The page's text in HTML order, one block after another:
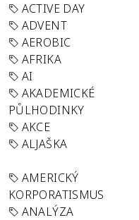
ACTIVE DAY
ADVENT
AEROBIC
AFRIKA
AI
AKADEMICKÉ
PŮLHODINKY
AKCE
ALJAŠKA
AMERICKÝ
KORPORATISMUS
ANALÝZA